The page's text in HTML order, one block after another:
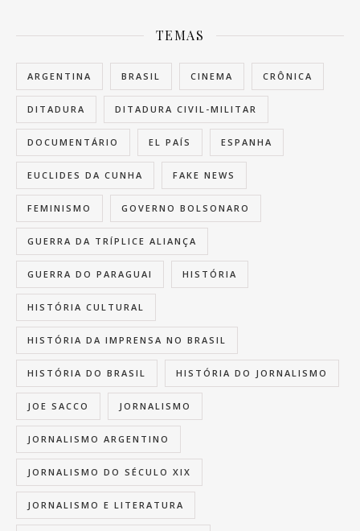
TEMAS
ARGENTINA BRASIL CINEMA CRÔNICA
DITADURA DITADURA CIVIL-MILITAR
DOCUMENTÁRIO EL PAÍS ESPANHA
EUCLIDES DA CUNHA FAKE NEWS
FEMINISMO GOVERNO BOLSONARO
GUERRA DA TRÍPLICE ALIANÇA
GUERRA DO PARAGUAI HISTÓRIA
HISTÓRIA CULTURAL
HISTÓRIA DA IMPRENSA NO BRASIL
HISTÓRIA DO BRASIL HISTÓRIA DO JORNALISMO
JOE SACCO JORNALISMO
JORNALISMO ARGENTINO
JORNALISMO DO SÉCULO XIX
JORNALISMO E LITERATURA